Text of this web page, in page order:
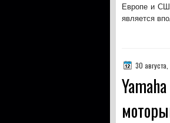
Европе и
является
30